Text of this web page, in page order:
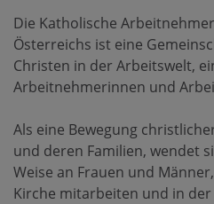
Die Katholische
Österreichs ist eine
Christen in der Arbeitswelt,
Arbeitnehmerinnen und
Als eine Bewegung
und deren Familien, wendet
Weise an Frauen und
Kirche mitarbeiten und in